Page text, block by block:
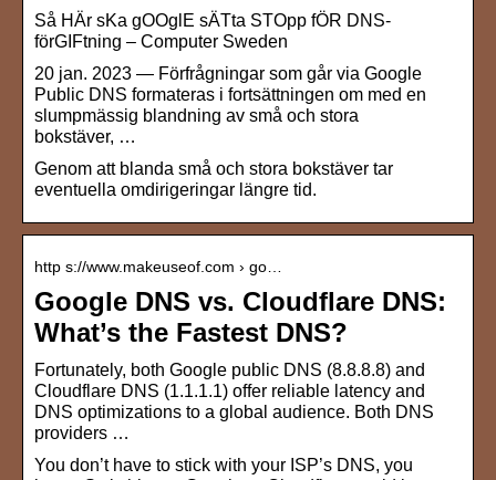
Så HÄr sKa gOOglE sÄTta STOpp fÖR DNS-
förGIFtning – Computer Sweden
20 jan. 2023 — Förfrågningar som går via Google
Public DNS formateras i fortsättningen om med en
slumpmässig blandning av små och stora
bokstäver, …
Genom att blanda små och stora bokstäver tar
eventuella omdirigeringar längre tid.
http s://www.makeuseof.com › go…
Google DNS vs. Cloudflare DNS:
What’s the Fastest DNS?
Fortunately, both Google public DNS (8.8.8.8) and
Cloudflare DNS (1.1.1.1) offer reliable latency and
DNS optimizations to a global audience. Both DNS
providers …
You don’t have to stick with your ISP’s DNS, you